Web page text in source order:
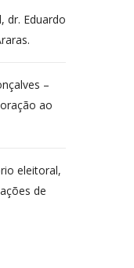
dr. Eduardo
–
ao
eleitoral,
de